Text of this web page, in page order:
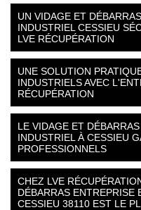
UN VIDAGE ET
INDUSTRIEL CESSIEU
LVE RÉCUPÉRATION
UNE SOLUTION
INDUSTRIELS AVEC
RÉCUPÉRATION
LE VIDAGE ET
INDUSTRIEL À CESSIEU
PROFESSIONNELS
CHEZ LVE
DÉBARRAS ENTREPRISE
CESSIEU 38110 EST LE